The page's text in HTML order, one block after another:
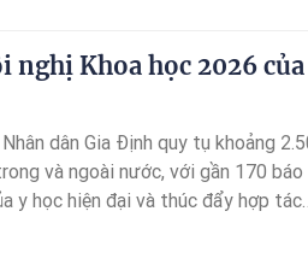
nghị Khoa học 2026 của
dân Gia Định quy tụ khoảng
và ngoài nước, với gần 170 báo
y học hiện đại và thúc đẩy hợp tác